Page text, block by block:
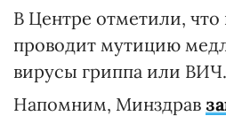
В Центре отметили, что
проводит мутицию
вирусы гриппа или ВИЧ.
Напомним, Минздрав